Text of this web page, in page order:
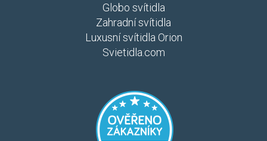
Globo svítidla
Zahradní svítidla
Luxusní svítidla Orion
Svietidla.com